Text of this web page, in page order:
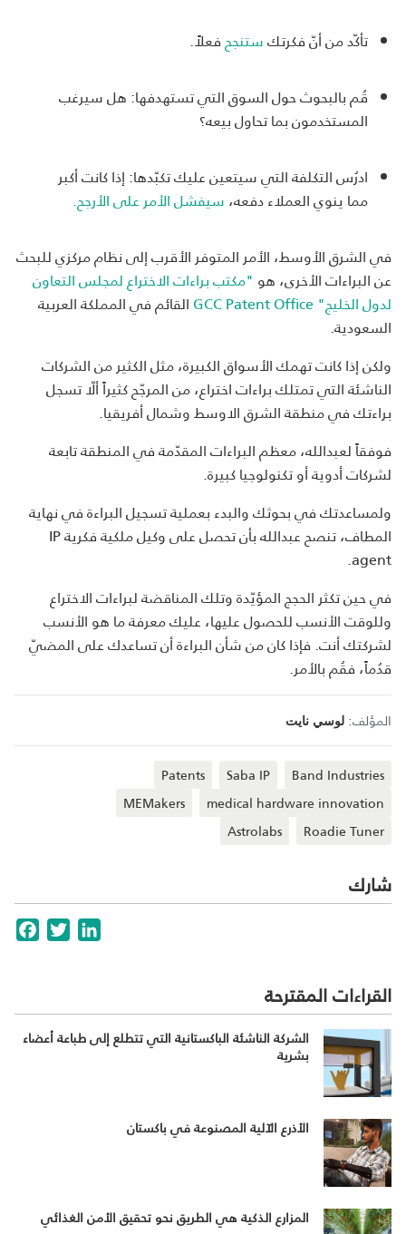
تأكّد من أنّ فكرتكستنجحفعلاً.
قُم بالبحوث حول السوق التي تستهدفها: هل سيرغب
المستخدمون بما تحاول بيعه؟
ادرُس التكلفة التي سيتعين عليك تكبّدها: إذا كانت أكبر
مما ينوي العملاء دفعه،سيفشل الأمر على الأرجح.
في الشرق الأوسط، الأمر المتوفر الأقرب إلى نظام مركزي للبحث
عن البراءات الأخرى، هو "مكتب براءات الاختراع لمجلس التعاون
لدول الخليج" GCC Patent Office
القائم في المملكة العربية
السعودية.
ولكن إذا كانت تهمك الأسواق الكبيرة، مثل الكثير من الشركات
الناشئة التي تمتلك براءات اختراع، من المرجّح كثيراً ألّا تسجل
براءتك في منطقة الشرق الاوسط وشمال أفريقيا.
فوفقاً لعبدالله، معظم البراءات المقدّمة في المنطقة تابعة
لشركات أدوية أو تكنولوجيا كبيرة.
ولمساعدتك في بحوثك والبدء بعملية تسجيل البراءة في نهاية
المطاف، تنصح عبدالله بأن تحصل على وكيل ملكية فكرية IP
agent.
في حين تكثر الحجج المؤيّدة وتلك المناقضة لبراءات الاختراع
وللوقت الأنسب للحصول عليها، عليك معرفة ما هو الأنسب
لشركتك أنت. فإذا كان من شأن البراءة أن تساعدك على المضيّ
قدُماً، فقُم بالأمر.
المؤلف: لوسي نايت
Band Industries
Saba IP
Patents
medical hardware innovation
MEMakers
Roadie Tuner
Astrolabs
شارك
TwitterLinkedIn
القراءات المقترحة
الشركة الناشئة الباكستانية التي تتطلع إلى طباعة أعضاء
بشرية
الأذرع الآلية المصنوعة في باكستان
المزارع الذكية هي الطريق نحو تحقيق الأمن الغذائي